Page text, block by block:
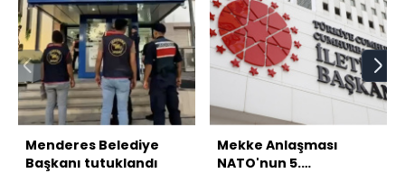
Menderes Belediye
Başkanı tutuklandı
Mekke Anlaşması
NATO'nun 5.